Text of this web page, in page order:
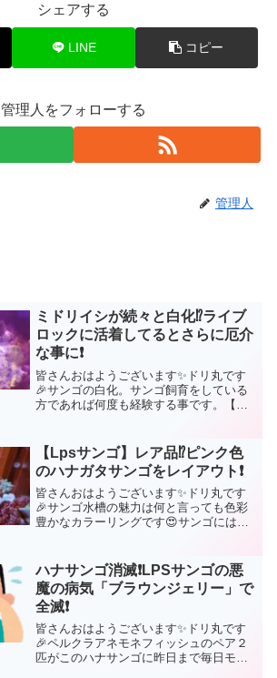
シェアする
LINE コピー
管理人をフォローする
管理人
ミドリイシが続々と白化⁉️ライブ
ロックに活着してるとさらに厄介
な事に❗
皆さんおはようございます✨ドリ丸です
🎉サンゴの白化。サンゴ飼育をしている
方であれば何度も経験する事です。【水
りでも、時として水槽内のサンゴは白化
したりするものです。だか...
【Lpsサンゴ】レア品⁉️ピンク色
のハナガタサンゴをレイアウト❗
皆さんおはようございます✨ドリ丸です
🎉サンゴ水槽の魅力は何と言っても色彩
豊かなカラーリングです😍サンゴには大
が、飼育難易度も比較的簡単で人気なの
はLPSサンゴです。この...
ハナサンゴ消滅❗LPSサンゴの悪
魔の病気「ブラウンジェリー」で
全滅❗
皆さんおはようございます✨ドリ丸です
🎉ペルクラアネモネフィッシュのペア２
匹がこのハナサンゴに昨日まで毎日モフ